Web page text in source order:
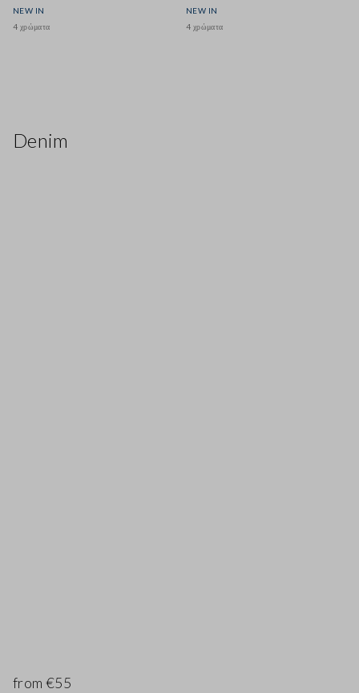
NEW IN
4 χρώματα
NEW IN
4 χρώματα
Denim
from €55